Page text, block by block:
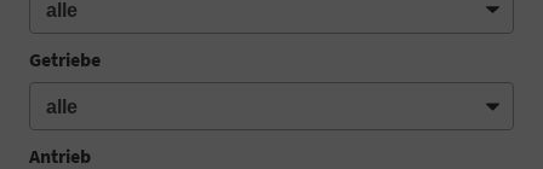
Getriebe
Antrieb